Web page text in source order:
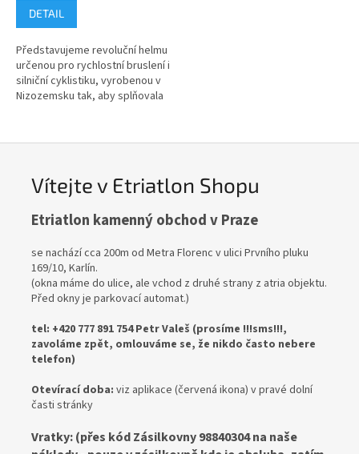
DETAIL
Představujeme revoluční helmu
určenou pro rychlostní bruslení i
silniční cyklistiku, vyrobenou v
Nizozemsku tak, aby splňovala
Vítejte v Etriatlon Shopu
Etriatlon kamenný obchod v Praze
se nachází cca 200m od Metra Florenc v ulici Prvního pluku
169/10, Karlín.
(okna máme do ulice, ale vchod z druhé strany z atria objektu.
Před okny je parkovací automat.)
tel: +420 777 891 754 Petr Valeš (prosíme !!!sms!!!,
zavoláme zpět, omlouváme se, že nikdo často nebere
telefon)
Otevírací doba: viz aplikace (červená ikona) v pravé dolní
časti stránky
Vratky: (přes kód Zásilkovny 98840304 na naše